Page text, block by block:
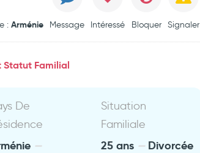
:Arménie Message Intéressé Bloquer Signaler
Statut Familial
De
Situation
Familiale
25 ans
Divorcée